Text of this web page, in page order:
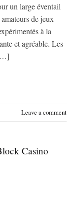
un large éventail
de jeux
à la
et agréable. Les
Leave a comment
Casino